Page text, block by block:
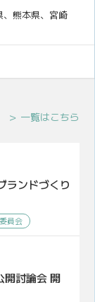
熊本県、宮崎
一覧はこちら
ランドづくり
員会
開討論会 開